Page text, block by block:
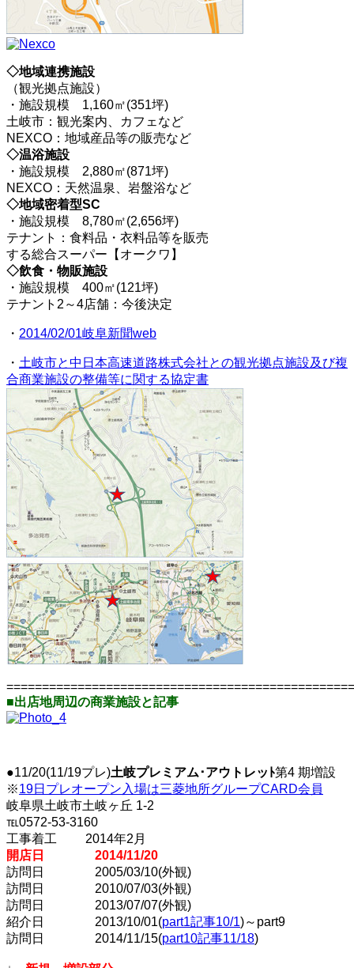
◇地域連携施設
（観光拠点施設）
・施設規模 1,160㎡(351坪)
土岐市：観光案内、カフェなど
NEXCO：地域産品等の販売など
◇温浴施設
・施設規模 2,880㎡(871坪)
NEXCO：天然温泉、岩盤浴など
◇地域密着型SC
・施設規模 8,780㎡(2,656坪)
テナント：食料品・衣料品等を販売
する総合スーパー【オークワ】
◇飲食・物販施設
・施設規模 400㎡(121坪)
テナント2～4店舗：今後決定
・ 2014/02/01岐阜新聞web
・ 土岐市と中日本高速道路株式会社との観光拠点施設及び複
合商業施設の整備等に関する協定書
■出店地周辺の商業施設と記事
●11/20(11/19プレ)土岐プレミアム･アウトレッﾄ第4 期増設
※19日プレオープン入場は三菱地所グループCARD会員
岐阜県土岐市土岐ヶ丘 1-2
℡0572-53-3160
工事着工 2014年2月
開店日 2014/11/20
訪問日 2005/03/10(外観)
訪問日 2010/07/03(外観)
訪問日 2013/07/07(外観)
紹介日 2013/10/01(part1記事10/1)～part9
訪問日 2014/11/15(part10記事11/18)